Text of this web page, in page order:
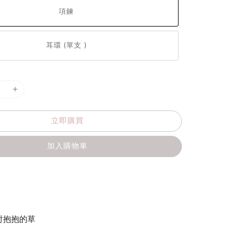
項鍊
耳環 (單支 )
立即購買
加入購物車
抱抱的草